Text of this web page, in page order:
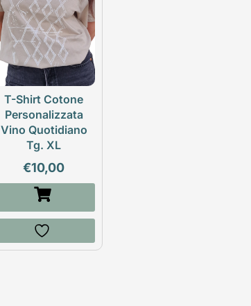
T-Shirt Cotone
Personalizzata
Vino Quotidiano
Tg. XL
€10,00